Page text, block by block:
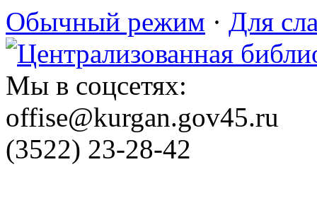
Обычный режим · Для
Мы в соцсетях:
offise@kurgan.gov45.ru
(3522) 23-28-42